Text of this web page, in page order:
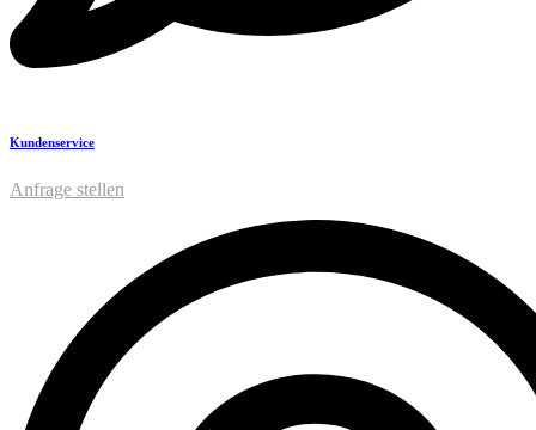
Kundenservice
Anfrage stellen